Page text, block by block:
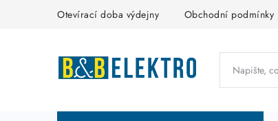
Otevírací doba výdejny Obchodní podmínky